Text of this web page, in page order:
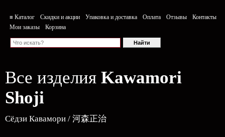
≡ Каталог Скидки и акции Упаковка и доставка Оплата Отзывы
Контакты
Мои заказы
Корзина
Все изделия Kawamori
Shoji
Сёдзи Кавамори / 河森正治